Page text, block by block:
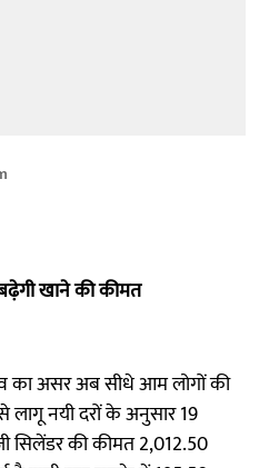
खाने की कीमत
का असर अब सीधे आम लोगों की
लागू नयी दरों के अनुसार 19
सिलेंडर की कीमत 2,012.50